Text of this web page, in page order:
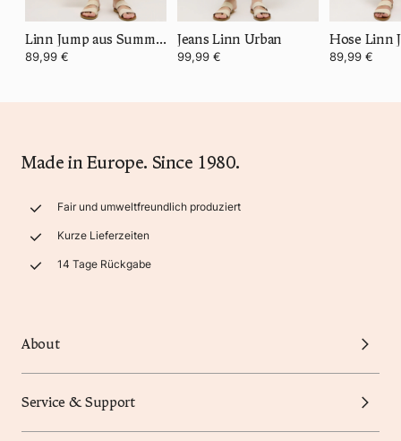
Linn Jump aus Summer Tencel
89,99 €
Jeans Linn Urban
99,99 €
Hose Linn
89,99 €
Made in Europe. Since 1980.
Fair und umweltfreundlich produziert
Kurze Lieferzeiten
14 Tage Rückgabe
About
Service & Support